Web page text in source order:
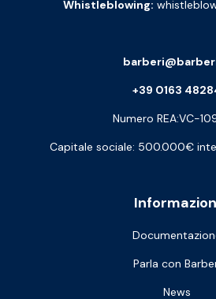
Whistleblowing:
Parla con
News
+39 0163
Numero REA:VC-
Capitale sociale: 500.000€